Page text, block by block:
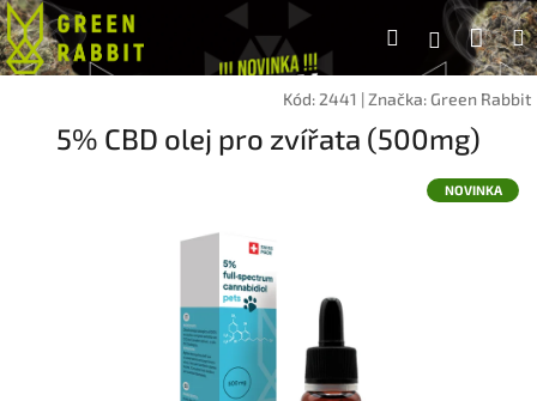
Přejít
na
obsah
Hledat
Kód: 2441 |Značka: Green Rabbit
5% CBD olej pro zvířata (500mg)
NOVINKA